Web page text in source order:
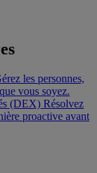
les personnes,
vous soyez.
(DEX) Résolvez
proactive avant